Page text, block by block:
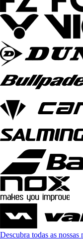
Descubra todas as nossas